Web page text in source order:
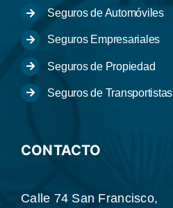
Seguros de Automóviles
Seguros Empresariales
Seguros de Propiedad
Seguros de Transportistas
CONTACTO
Calle 74 San Francisco,